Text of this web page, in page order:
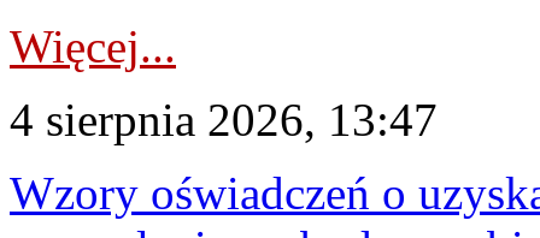
Więcej...
4 sierpnia 2026, 13:47
Wzory oświadczeń o